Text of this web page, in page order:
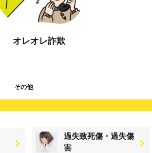
オレオレ詐欺
その他
過失致死傷・過失傷
害